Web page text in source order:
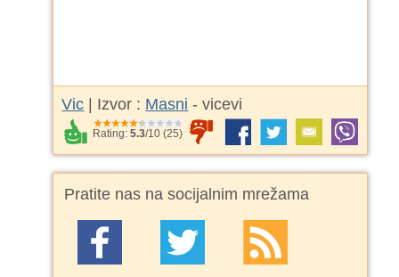
Vic | Izvor : Masni - vicevi
Rating:5.3/10 (25)
Pratite nas na socijalnim mrežama